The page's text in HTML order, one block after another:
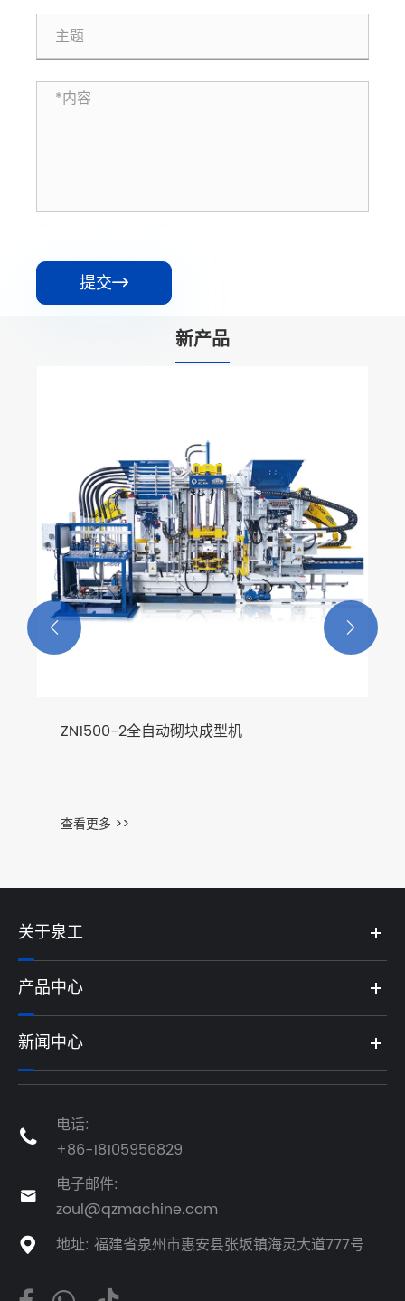
提交
新产品
ZN1500-2全自动砌块成型机
查看更多 >>
 
关于泉工
产品中心
新闻中心

电话:
+86-18105956829

电子邮件:
zoul@qzmachine.com
 地址: 福建省泉州市惠安县张坂镇海灵大道777号